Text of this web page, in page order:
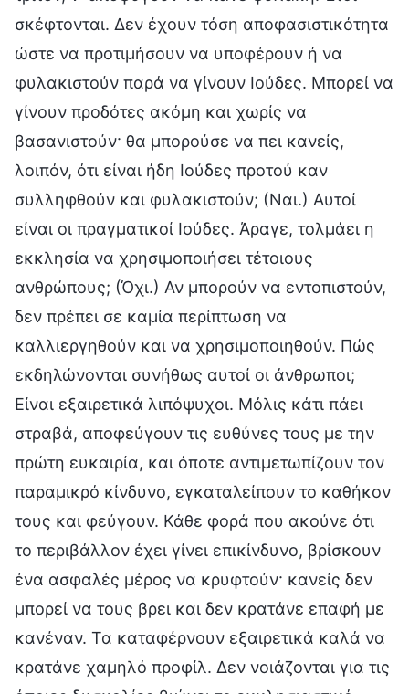
σκέφτονται. Δεν έχουν τόση αποφασιστικότητα
ώστε να προτιμήσουν να υποφέρουν ή να
φυλακιστούν παρά να γίνουν Ιούδες. Μπορεί να
γίνουν προδότες ακόμη και χωρίς να
βασανιστούν· θα μπορούσε να πει κανείς,
λοιπόν, ότι είναι ήδη Ιούδες προτού καν
συλληφθούν και φυλακιστούν; (Ναι.) Αυτοί
είναι οι πραγματικοί Ιούδες. Άραγε, τολμάει η
εκκλησία να χρησιμοποιήσει τέτοιους
ανθρώπους; (Όχι.) Αν μπορούν να εντοπιστούν,
δεν πρέπει σε καμία περίπτωση να
καλλιεργηθούν και να χρησιμοποιηθούν. Πώς
εκδηλώνονται συνήθως αυτοί οι άνθρωποι;
Είναι εξαιρετικά λιπόψυχοι. Μόλις κάτι πάει
στραβά, αποφεύγουν τις ευθύνες τους με την
πρώτη ευκαιρία, και όποτε αντιμετωπίζουν τον
παραμικρό κίνδυνο, εγκαταλείπουν το καθήκον
τους και φεύγουν. Κάθε φορά που ακούνε ότι
το περιβάλλον έχει γίνει επικίνδυνο, βρίσκουν
ένα ασφαλές μέρος να κρυφτούν· κανείς δεν
μπορεί να τους βρει και δεν κρατάνε επαφή με
κανέναν. Τα καταφέρνουν εξαιρετικά καλά να
κρατάνε χαμηλό προφίλ. Δεν νοιάζονται για τις